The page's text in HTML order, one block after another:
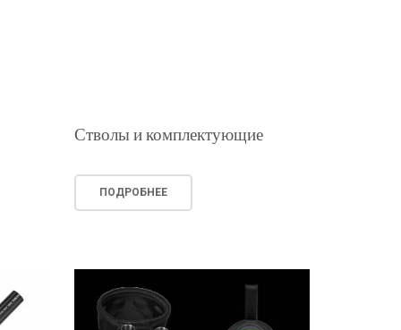
Стволы и комплектующие
ПОДРОБНЕЕ